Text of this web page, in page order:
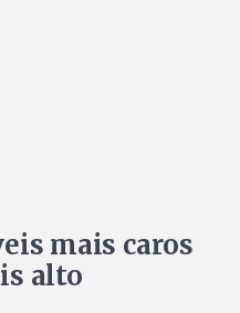
mais caros
alto